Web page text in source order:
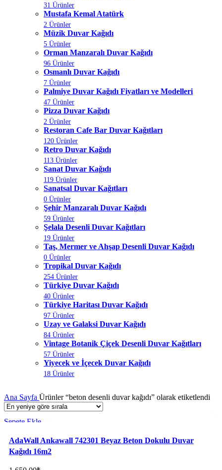
31 Ürünler
Mustafa Kemal Atatürk
2 Ürünler
Müzik Duvar Kağıdı
5 Ürünler
Orman Manzaralı Duvar Kağıdı
96 Ürünler
Osmanlı Duvar Kağıdı
7 Ürünler
Palmiye Duvar Kağıdı Fiyatları ve Modelleri
47 Ürünler
Pizza Duvar Kağıdı
2 Ürünler
Restoran Cafe Bar Duvar Kağıtları
120 Ürünler
Retro Duvar Kağıdı
113 Ürünler
Sanat Duvar Kağıdı
119 Ürünler
Sanatsal Duvar Kağıtları
0 Ürünler
Şehir Manzaralı Duvar Kağıdı
59 Ürünler
Şelala Desenli Duvar Kağıtları
19 Ürünler
Taş, Mermer ve Ahşap Desenli Duvar Kağıdı
0 Ürünler
Tropikal Duvar Kağıdı
254 Ürünler
Türkiye Duvar Kağıdı
40 Ürünler
Türkiye Haritası Duvar Kağıdı
97 Ürünler
Uzay ve Galaksi Duvar Kağıdı
84 Ürünler
Vintage Botanik Çiçek Desenli Duvar Kağıtları
57 Ürünler
Yiyecek ve İçecek Duvar Kağıdı
18 Ürünler
Ana Sayfa Ürünler “beton desenli duvar kağıdı” olarak etiketlendi
Sepete Ekle
AdaWall Ankawall 742301 Beyaz Beton Dokulu Duvar
Kağıdı 16m2